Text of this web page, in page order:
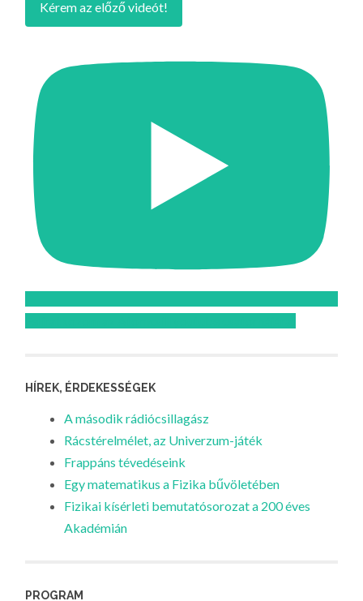
Kérem az előző videót!
HÍREK, ÉRDEKESSÉGEK
A második rádiócsillagász
Rácstérelmélet, az Univerzum-játék
Frappáns tévedéseink
Egy matematikus a Fizika bűvöletében
Fizikai kísérleti bemutatósorozat a 200 éves
Akadémián
PROGRAM